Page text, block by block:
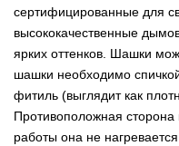
сертифицированные для
высококачественные
ярких оттенков. Шашки
шашки необходимо
фитиль (выглядит как
Противоположная
работы она не